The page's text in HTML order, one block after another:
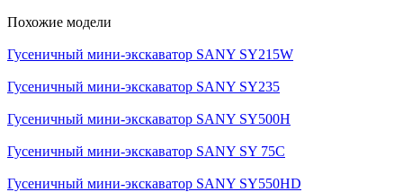
Похожие модели
Гусеничный мини-экскаватор SANY SY215W
Гусеничный мини-экскаватор SANY SY235
Гусеничный мини-экскаватор SANY SY500H
Гусеничный мини-экскаватор SANY SY 75C
Гусеничный мини-экскаватор SANY SY550HD